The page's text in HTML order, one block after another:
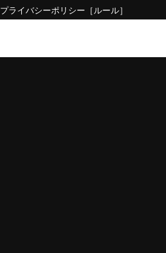
プライバシーポリシー ［ルール］